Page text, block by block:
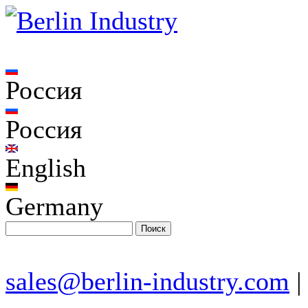
Россия
Россия
English
Germany
sales@berlin-industry.com |